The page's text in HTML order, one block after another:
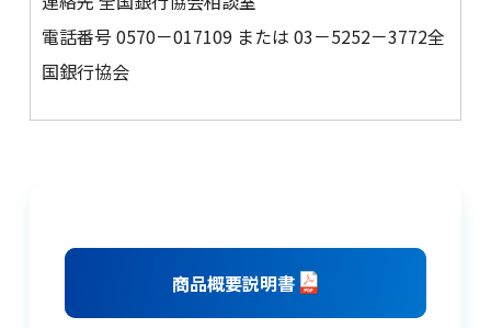
電話番号 0570－017109 または 03－5252－3772全
国銀行協会
商品概要説明書